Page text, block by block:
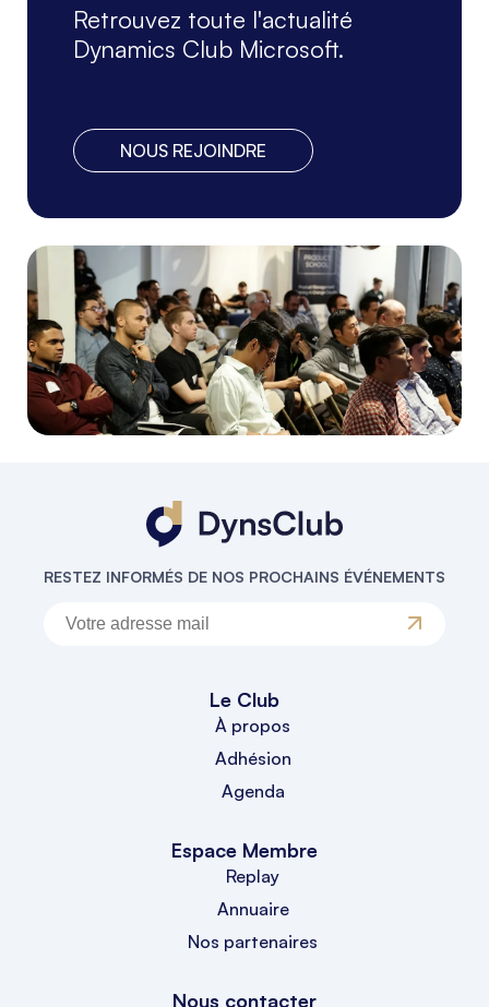
Retrouvez toute l'actualité
Dynamics Club Microsoft.
NOUS REJOINDRE
RESTEZ INFORMÉS DE NOS PROCHAINS ÉVÉNEMENTS
Le Club
À propos
Adhésion
Agenda
Espace Membre
Replay
Annuaire
Nos partenaires
Nous contacter